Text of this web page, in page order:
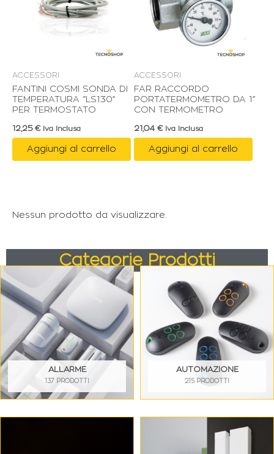
ACCESSORI
FANTINI COSMI SONDA DI
TEMPERATURA “LS130”
PER TERMOSTATO
12,25 € Iva Inclusa
Aggiungi al carrello
ACCESSORI
FAR RACCORDO
PORTATERMOMETRO DA 1”
CON TERMOMETRO
21,04 € Iva Inclusa
Aggiungi al carrello
Nessun prodotto da visualizzare.
Categorie Prodotti
ALLARME
137 PRODOTTI
AUTOMAZIONE
215 PRODOTTI